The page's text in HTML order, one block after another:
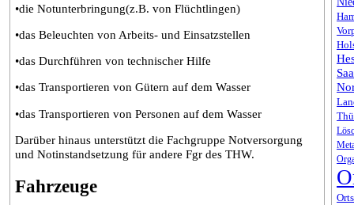
•die Notunterbringung(z.B. von Flüchtlingen)
•das Beleuchten von Arbeits- und Einsatzstellen
•das Durchführen von technischer Hilfe
•das Transportieren von Gütern auf dem Wasser
•das Transportieren von Personen auf dem Wasser
Darüber hinaus unterstützt die Fachgruppe Notversorgung
und Notinstandsetzung für andere Fgr des THW.
Fahrzeuge